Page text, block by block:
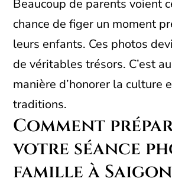
Beaucoup de parents voient
chance de figer un moment
leurs enfants. Ces photos
de véritables trésors. C’est
manière d’honorer la culture
traditions.
Comment
votre séance
famille à Saigon